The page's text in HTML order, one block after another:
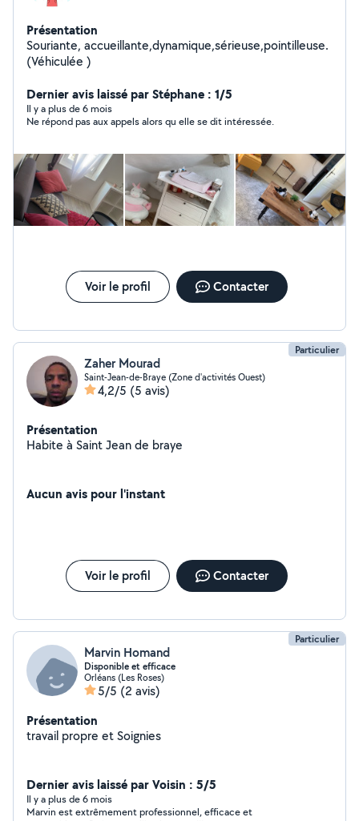
Présentation
Souriante, accueillante,dynamique,sérieuse,pointilleuse.
(Véhiculée )
Dernier avis laissé par Stéphane : 1/5
Il y a plus de 6 mois
Ne répond pas aux appels alors qu elle se dit intéressée.
Voir le profil Contacter
Particulier
Zaher Mourad
Saint-Jean-de-Braye (Zone d'activités Ouest)
4,2/5 (5 avis)
Présentation
Habite à Saint Jean de braye
Aucun avis pour l'instant
Voir le profil Contacter
Particulier
Marvin Homand
Disponible et efficace
Orléans (Les Roses)
5/5 (2 avis)
Présentation
travail propre et Soignies
Dernier avis laissé par Voisin : 5/5
Il y a plus de 6 mois
Marvin est extrêmement professionnel, efficace et